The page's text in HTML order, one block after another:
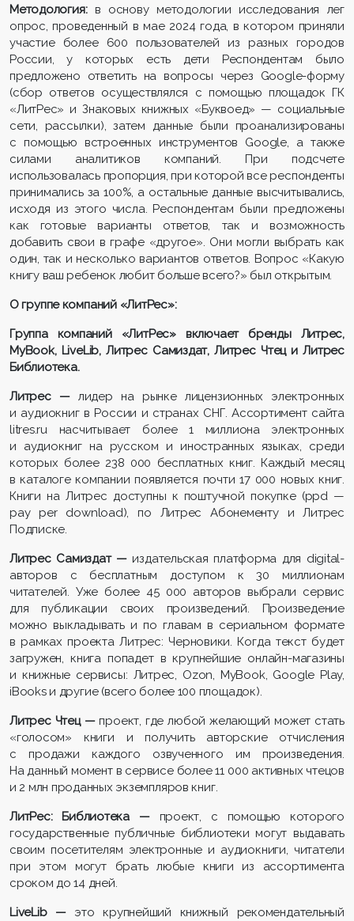
​​Методология: в основу методологии исследования лег
опрос, проведенный в мае 2024 года, в котором приняли
участие более 600 пользователей из разных городов
России, у которых есть дети Респондентам было
предложено ответить на вопросы через Google-форму
(сбор ответов осуществлялся с помощью площадок ГК
«ЛитРес» и Знаковых книжных «Буквоед» — социальные
сети, рассылки), затем данные были проанализированы
с помощью встроенных инструментов Google, а также
силами аналитиков компаний. При подсчете
использовалась пропорция, при которой все респонденты
принимались за 100%, а остальные данные высчитывались,
исходя из этого числа. Респондентам были предложены
как готовые варианты ответов, так и возможность
добавить свои в графе «другое». Они могли выбрать как
один, так и несколько вариантов ответов. Вопрос «Какую
книгу ваш ребенок любит больше всего?» был открытым.
О группе компаний «ЛитРес»:
Группа компаний «ЛитРес» включает бренды Литрес,
MyBook, LiveLib, Литрес Самиздат, Литрес Чтец и Литрес
Библиотека.
Литрес — лидер на рынке лицензионных электронных
и аудиокниг в России и странах СНГ. Ассортимент сайта
litres.ru насчитывает более 1 миллиона электронных
и аудиокниг на русском и иностранных языках, среди
которых более 238 000 бесплатных книг. Каждый месяц
в каталоге компании появляется почти 17 000 новых книг.
Книги на Литрес доступны к поштучной покупке (ppd —
pay per download), по Литрес Абонементу и Литрес
Подписке.
Литрес Самиздат —издательская платформа для digital-
авторов с бесплатным доступом к 30 миллионам
читателей. Уже более 45 000 авторов выбрали сервис
для публикации своих произведений. Произведение
можно выкладывать и по главам в сериальном формате
в рамках проекта Литрес: Черновики. Когда текст будет
загружен, книга попадет в крупнейшие онлайн-магазины
и книжные сервисы: Литрес, Ozon, MyBook, Google Play,
iBooks и другие (всего более 100 площадок).
Литрес Чтец —проект, где любой желающий может стать
«голосом» книги и получить авторские отчисления
с продажи каждого озвученного им произведения.
На данный момент в сервисе более 11 000 активных чтецов
и 2 млн проданных экземпляров книг.
ЛитРес: Библиотека — проект, с помощью которого
государственные публичные библиотеки могут выдавать
своим посетителям электронные и аудиокниги, читатели
при этом могут брать любые книги из ассортимента
сроком до 14 дней.
LiveLib — это крупнейший книжный рекомендательный